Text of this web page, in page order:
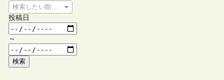
検索したい館種を選択してください
投稿日
～
検索